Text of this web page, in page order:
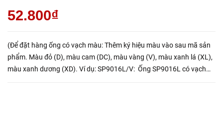
52.800₫
(Để đặt hàng ống có vạch màu: Thêm ký hiệu màu vào sau mã sản
phẩm. Màu đỏ (D), màu cam (DC), màu vàng (V), màu xanh lá (XL),
màu xanh dương (XD). Ví dụ: SP9016L/V: Ống SP9016L có vạch